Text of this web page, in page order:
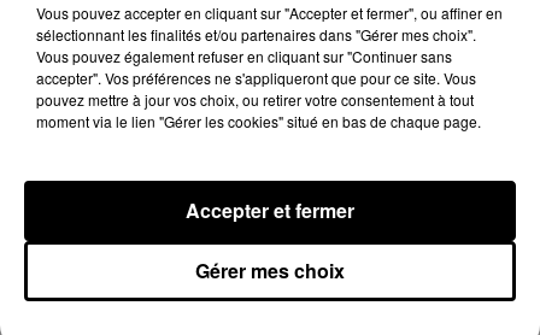
7 août 2026
dansant de l’année
6 août 2026
session live surprise
Vous pouvez accepter en cliquant sur "Accepter et fermer", ou affiner en
sélectionnant les finalités et/ou partenaires dans "Gérer mes choix".
Vous pouvez également refuser en cliquant sur "Continuer sans
accepter". Vos préférences ne s'appliqueront que pour ce site. Vous
pouvez mettre à jour vos choix, ou retirer votre consentement à tout
moment via le lien "Gérer les cookies" situé en bas de chaque page.
Gérer mes choix
Accepter et fermer